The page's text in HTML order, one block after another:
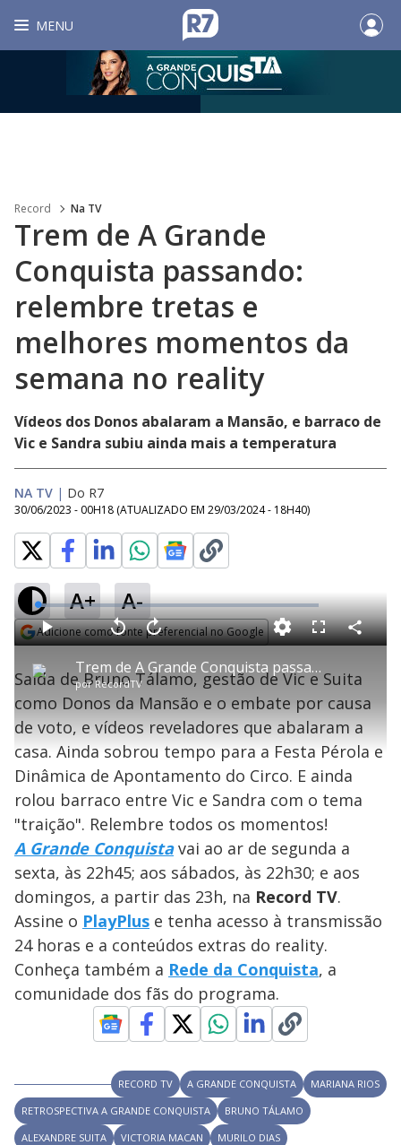
MENU
Record Na TV
Trem de A Grande
Conquista passando:
relembre tretas e
melhores momentos da
semana no reality
Vídeos dos Donos abalaram a Mansão, e barraco de
Vic e Sandra subiu ainda mais a temperatura
NA TV | Do R7
30/06/2023 - 00H18 (ATUALIZADO EM 29/03/2024 - 18H40)
A+ A-
Adicione como fonte preferencial no Google
P
l
a
y
V
i
d
e
o
Trem de A Grande Conquista passando: relembre tretas e melhores momentos da semana no reality
por RecordTV
P V
t
a
r
1
0
e
g
n
d
o
s
A
a
n
ç
a
r
1
s
e
u
n
o
s
M
u
d
L
o
a
d
e
:
2
.
7
5
%
F
l
e
n
C
o
a
r
i
l
a
Saída de Bruno Tálamo, gestão de Vic e Suita
como Donos da Mansão e o embate por causa
de voto, e vídeos reveladores que abalaram a
casa. Ainda sobrou tempo para a Festa Pérola e
Dinâmica de Apontamento do Circo. E ainda
rolou barraco entre Vic e Sandra com o tema
"traição". Relembre todos os momentos!
A Grande Conquistavai ao ar de segunda a
sexta, às 22h45; aos sábados, às 22h30; e aos
domingos, a partir das 23h, na Record TV.
Assine o PlayPlus e tenha acesso à transmissão
24 horas e a conteúdos extras do reality.
Conheça também a Rede da Conquista, a
comunidade dos fãs do programa.
RECORD TV A GRANDE CONQUISTA
MARIANA RIOS
RETROSPECTIVA A GRANDE CONQUISTA
BRUNO TÁLAMO
ALEXANDRE SUITA
VICTORIA MACAN
MURILO DIAS